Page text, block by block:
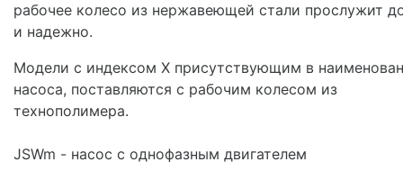
рабочее колесо из нержавеющей стали прослужит
и надежно.
Модели с индексом X присутствующим в
насоса, поставляются с рабочим колесом из
технополимера.
JSWm - насос с однофазным двигателем